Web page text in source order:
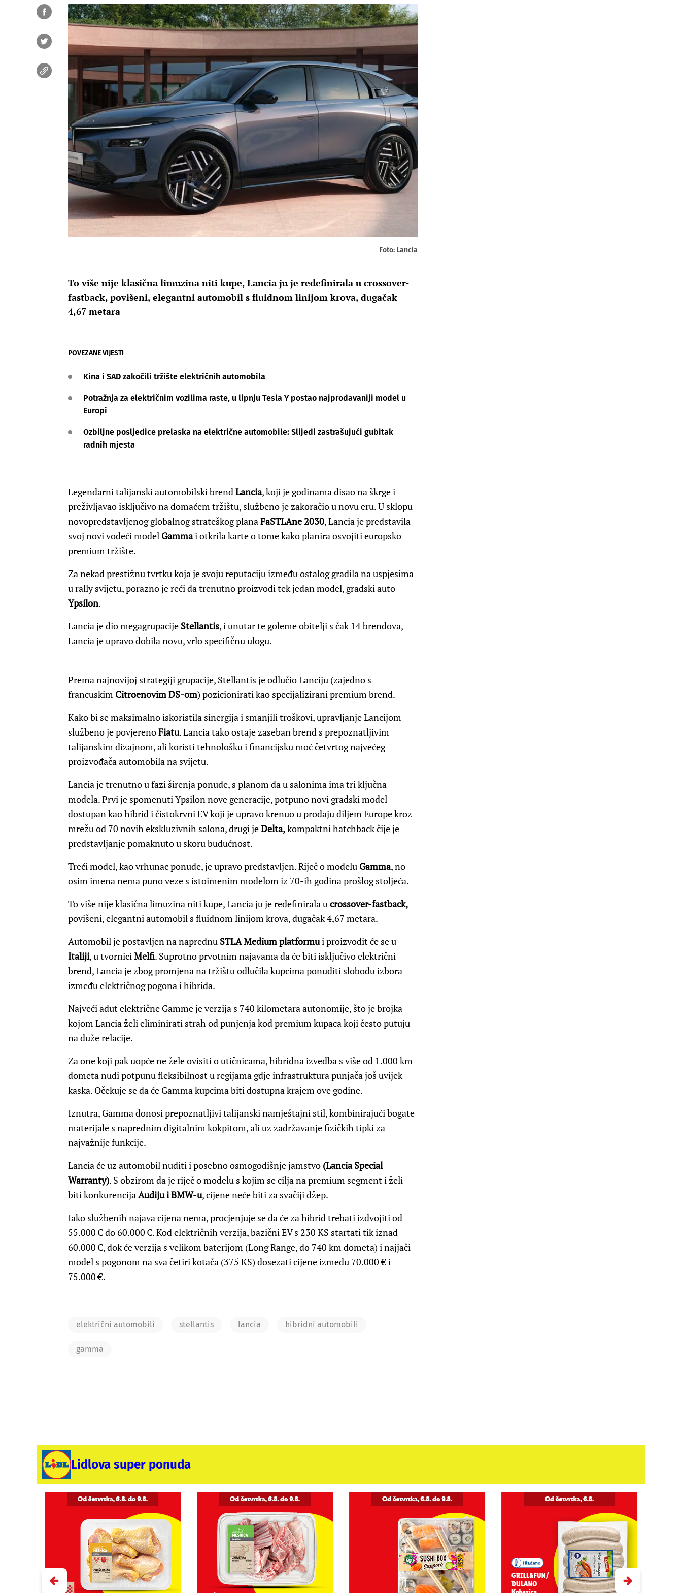
Foto: Lancia
To više nije klasična limuzina niti kupe, Lancia ju je redefinirala u crossover-
fastback, povišeni, elegantni automobil s fluidnom linijom krova, dugačak
4,67 metara
POVEZANE VIJESTI
Kina i SAD zakočili tržište električnih automobila
Potražnja za električnim vozilima raste, u lipnju Tesla Y postao najprodavaniji model u
Europi
Ozbiljne posljedice prelaska na električne automobile: Slijedi zastrašujući gubitak
radnih mjesta
Legendarni talijanski automobilski brendLancia, koji je godinama disao na škrge i
preživljavao isključivo na domaćem tržištu, službeno je zakoračio u novu eru. U sklopu
novopredstavljenog globalnog strateškog planaFaSTLAne 2030, Lancia je predstavila
svoj novi vodeći model Gammai otkrila karte o tome kako planira osvojiti europsko
premium tržište.
Za nekad prestižnu tvrtku koja je svoju reputaciju između ostalog gradila na uspjesima
u rally svijetu, porazno je reći da trenutno proizvodi tek jedan model, gradski auto
Ypsilon.
Lancia je dio megagrupacije Stellantis, i unutar te goleme obitelji s čak 14 brendova,
Lancia je upravo dobila novu, vrlo specifičnu ulogu.
Prema najnovijoj strategiji grupacije, Stellantis je odlučio Lanciju (zajedno s
francuskim Citroenovim DS-om) pozicionirati kao specijalizirani premium brend.
Kako bi se maksimalno iskoristila sinergija i smanjili troškovi, upravljanje Lancijom
službeno je povjerenoFiatu. Lancia tako ostaje zaseban brend s prepoznatljivim
talijanskim dizajnom, ali koristi tehnološku i financijsku moć četvrtog najvećeg
proizvođača automobila na svijetu.
Lancia je trenutno u fazi širenja ponude, s planom da u salonima ima tri ključna
modela. Prvi je spomenuti Ypsilon nove generacije, potpuno novi gradski model
dostupan kao hibrid i čistokrvni EV koji je upravo krenuo u prodaju diljem Europe kroz
mrežu od 70 novih ekskluzivnih salona, drugi jeDelta,kompaktni hatchback čije je
predstavljanje pomaknuto u skoru budućnost.
Treći model, kao vrhunac ponude, je upravo predstavljen. Riječ o modelu Gamma, no
osim imena nema puno veze s istoimenim modelom iz 70-ih godina prošlog stoljeća.
To više nije klasična limuzina niti kupe, Lancia ju je redefinirala ucrossover-fastback,
povišeni, elegantni automobil s fluidnom linijom krova, dugačak 4,67 metara.
Automobil je postavljen na naprednu STLA Medium platformui proizvodit će se u
Italiji, u tvorniciMelfi. Suprotno prvotnim najavama da će biti isključivo električni
brend, Lancia je zbog promjena na tržištu odlučila kupcima ponuditi slobodu izbora
između električnog pogona i hibrida.
Najveći adut električne Gamme je verzija s 740 kilometara autonomije, što je brojka
kojom Lancia želi eliminirati strah od punjenja kod premium kupaca koji često putuju
na duže relacije.
Za one koji pak uopće ne žele ovisiti o utičnicama, hibridna izvedba s više od 1.000 km
dometa nudi potpunu fleksibilnost u regijama gdje infrastruktura punjača još uvijek
kaska. Očekuje se da će Gamma kupcima biti dostupna krajem ove godine.
Iznutra, Gamma donosi prepoznatljivi talijanski namještajni stil, kombinirajući bogate
materijale s naprednim digitalnim kokpitom, ali uz zadržavanje fizičkih tipki za
najvažnije funkcije.
Lancia će uz automobil nuditi i posebno osmogodišnje jamstvo (Lancia Special
Warranty). S obzirom da je riječ o modelu s kojim se cilja na premium segment i želi
biti konkurencijaAudiju i BMW-u, cijene neće biti za svačiji džep.
Iako službenih najava cijena nema, procjenjuje se da će za hibrid trebati izdvojiti od
55.000 € do 60.000 €. Kod električnih verzija, bazični EV s 230 KS startati tik iznad
60.000 €, dok će verzija s velikom baterijom (Long Range, do 740 km dometa) i najjači
model s pogonom na sva četiri kotača (375 KS) dosezati cijene između 70.000 € i
75.000 €.
električni automobili stellantis lancia hibridni automobili
gamma
Lidlova super ponuda